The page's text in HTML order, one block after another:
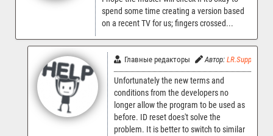
spend some time creating a version based
on a recent TV for us; fingers crossed...
Главные редакторы Автор: LR.Support
Unfortunately the new terms and
conditions from the developers no
longer allow the program to be used as
before. ID reset does't solve the
problem. It is better to switch to similar